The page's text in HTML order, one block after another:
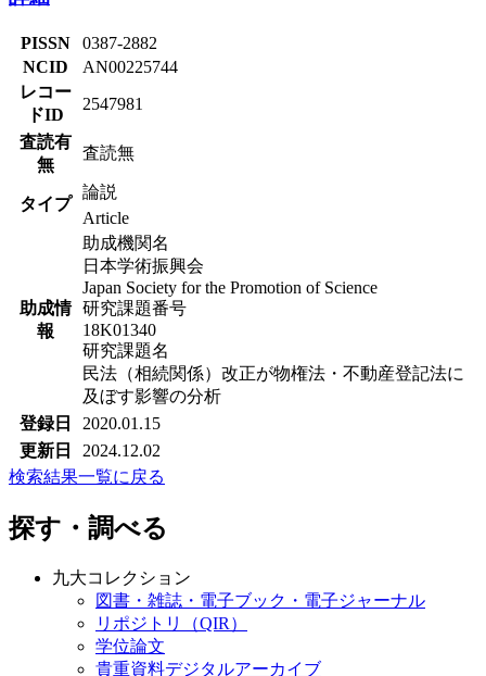
PISSN
0387-2882
NCID
AN00225744
レコー
ドID
2547981
査読有
無
査読無
タイプ
論説
Article
助成情
報
助成機関名
日本学術振興会
Japan Society for the Promotion of Science
研究課題番号
18K01340
研究課題名
民法（相続関係）改正が物権法・不動産登記法に
及ぼす影響の分析
登録日
2020.01.15
更新日
2024.12.02
検索結果一覧に戻る
探す・調べる
九大コレクション
図書・雑誌・電子ブック・電子ジャーナル
リポジトリ（QIR）
学位論文
貴重資料デジタルアーカイブ